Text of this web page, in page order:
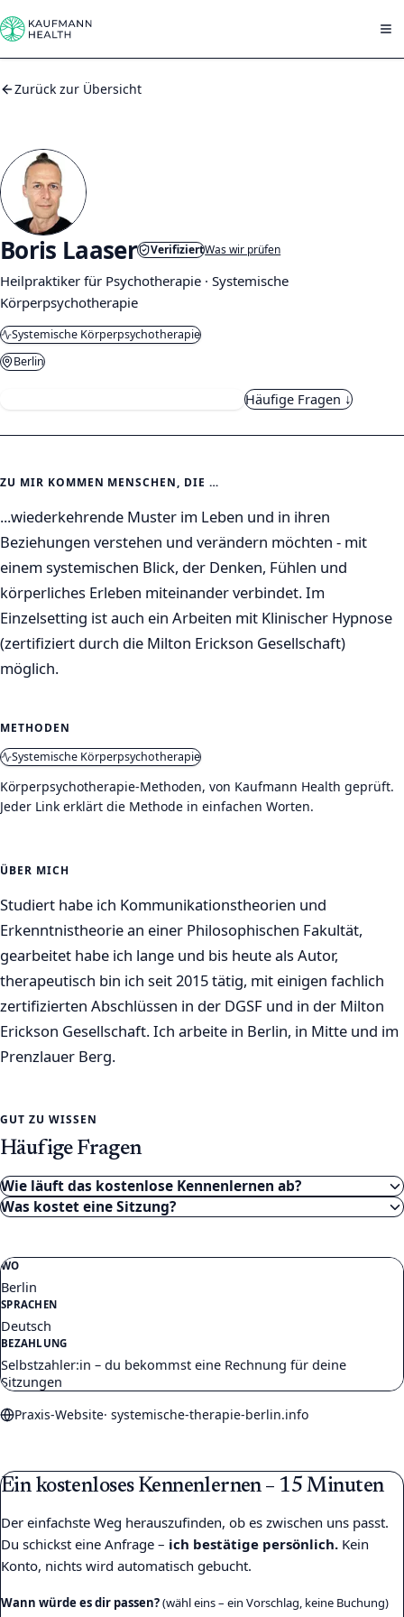
Zurück zur Übersicht
Boris Laaser VerifiziertWas wir prüfen
Heilpraktiker für Psychotherapie · Systemische
Körperpsychotherapie
Systemische Körperpsychotherapie
Berlin
Häufige Fragen ↓
ZU MIR KOMMEN MENSCHEN, DIE …
...wiederkehrende Muster im Leben und in ihren
Beziehungen verstehen und verändern möchten - mit
einem systemischen Blick, der Denken, Fühlen und
körperliches Erleben miteinander verbindet. Im
Einzelsetting ist auch ein Arbeiten mit Klinischer Hypnose
(zertifiziert durch die Milton Erickson Gesellschaft)
möglich.
METHODEN
Systemische Körperpsychotherapie
Körperpsychotherapie-Methoden, von Kaufmann Health geprüft.
Jeder Link erklärt die Methode in einfachen Worten.
ÜBER MICH
Studiert habe ich Kommunikationstheorien und
Erkenntnistheorie an einer Philosophischen Fakultät,
gearbeitet habe ich lange und bis heute als Autor,
therapeutisch bin ich seit 2015 tätig, mit einigen fachlich
zertifizierten Abschlüssen in der DGSF und in der Milton
Erickson Gesellschaft. Ich arbeite in Berlin, in Mitte und im
Prenzlauer Berg.
GUT ZU WISSEN
Häufige Fragen
Wie läuft das kostenlose Kennenlernen ab?
Was kostet eine Sitzung?
WO
Berlin
SPRACHEN
Deutsch
BEZAHLUNG
Selbstzahler:in – du bekommst eine Rechnung für deine
Sitzungen
Praxis-Website· systemische-therapie-berlin.info
Ein kostenloses Kennenlernen – 15 Minuten
Der einfachste Weg herauszufinden, ob es zwischen uns passt.
Du schickst eine Anfrage – ich bestätige persönlich. Kein
Konto, nichts wird automatisch gebucht.
Wann würde es dir passen?(wähl eins – ein Vorschlag, keine Buchung)